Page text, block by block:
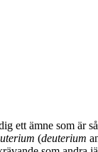
ett ämne som är
(deuterium